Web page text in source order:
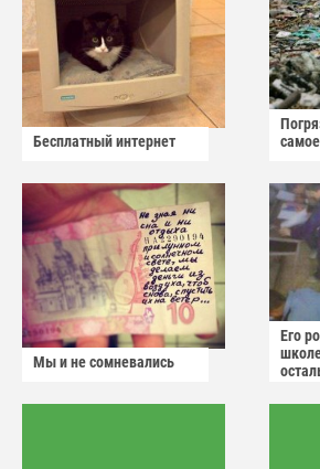
Бесплатный интернет
Мы и не сомневались
Его